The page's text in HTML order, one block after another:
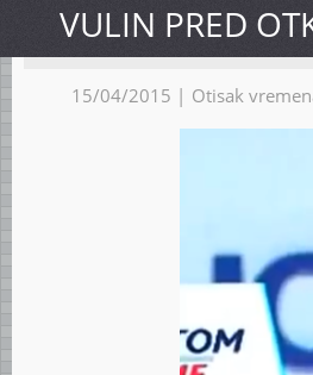
VULIN PRED
15/04/2015 | Otisak